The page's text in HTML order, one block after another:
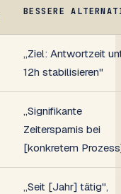
BESSERE
„Ziel: Antwortzeit
12h stabilisieren"
„Signifikante
Zeitersparnis bei
[konkretem
„Seit [Jahr] tätig",